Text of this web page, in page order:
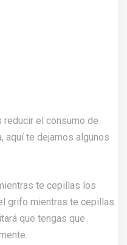
reducir el consumo de
aquí te dejamos algunos
te cepillas los
grifo mientras te cepillas.
que tengas que